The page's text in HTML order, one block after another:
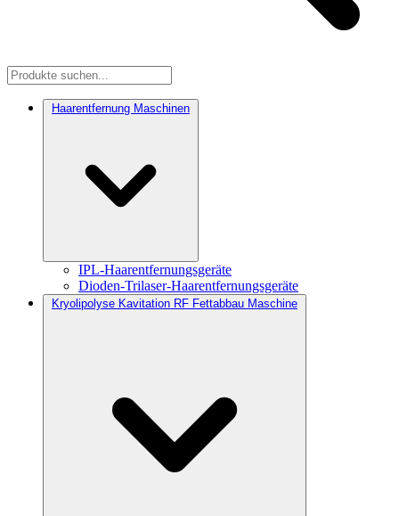
Haarentfernung Maschinen
IPL-Haarentfernungsgeräte
Dioden-Trilaser-Haarentfernungsgeräte
Kryolipolyse Kavitation RF Fettabbau Maschine